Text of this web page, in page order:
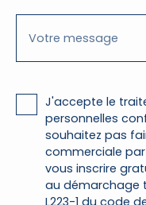
Votre message
J'accepte le
personnelles
souhaitez pas
commerciale
vous inscrire
au démarchage